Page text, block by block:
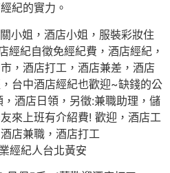
紀的實力。
小姐，酒店小姐，服裝彩妝住
經紀自徵免經紀費，酒店經紀，
，酒店打工，酒店兼差，酒店
台中酒店經紀也歡迎~缺錢的公
酒店日領，另徵:兼職助理，儲
來上班有介紹費! 歡迎，酒店工
店兼職，酒店打工
經紀人台北黃安